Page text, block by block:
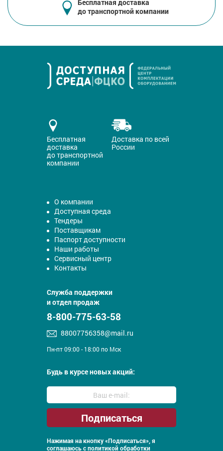
Бесплатная доставка
до транспортной компании
Бесплатная
доставка
до транспортной
компании
Доставка по всей
России
О компании
Доступная среда
Тендеры
Поставщикам
Паспорт доступности
Наши работы
Сервисный центр
Контакты
Служба поддержки
и отдел продаж
8-800-775-63-58
88007756358@mail.ru
Пн-пт 09:00 - 18:00 по Мск
Будь в курсе новых акций:
Нажимая на кнопку «Подписаться», я
соглашаюсь с политикой обработки